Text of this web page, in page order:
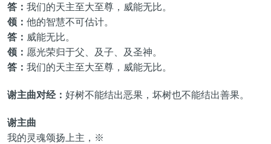
答： 我们的天主至大至尊，威能无比。
领： 他的智慧不可估计。
答： 威能无比。
领： 愿光荣归于父、及子、及圣神。
答： 我们的天主至大至尊，威能无比。
谢主曲对经： 好树不能结出恶果，坏树也不能结出善果。
谢主曲
我的灵魂颂扬上主，※